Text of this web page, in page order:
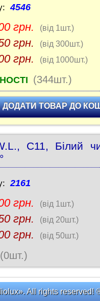
4546
грн. (від 1шт.)
грн. (від 300шт.)
грн. (від 1000шт.)
(344шт.)
ДОДАТИ ТОВАР ДО
C11, Білий
2161
грн. (від 1шт.)
грн. (від 20шт.)
грн. (від 50шт.)
(0шт.)
All rights reserved!